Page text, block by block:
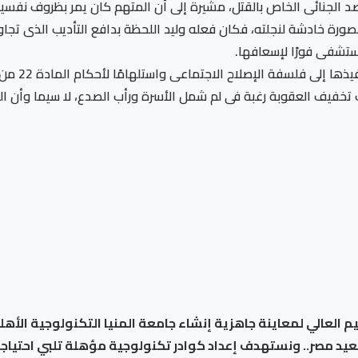
الجنائى الخاص بالقتل، مشيرة إلى أن المتهم كان يمر بظروف
خادشة لنجلته، فكان فعله وليد اللحظة بدافع التأديب الذى
فورًا لإسعافها.
تخفيف العقوبة رغبة فى لم شمل الأسرة ورأب الصدع، لا سيما
العالي لمعاينة جاهزية إنشاء جامعة المنيا التكنولوجية
مصر.. ونستهدف إعداد كوادر تكنولوجية مؤهلة تلبي